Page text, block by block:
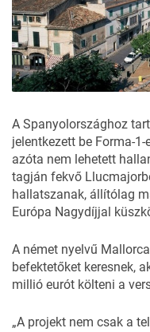
A Spanyolországhoz
jelentkezett be Forma-1-
azóta nem lehetett
tagján fekvő
hallatszanak, állítólag
Európa Nagydíjjal
A német nyelvű
befektetőket keresnek,
millió eurót költeni a
„A projekt nem csak a